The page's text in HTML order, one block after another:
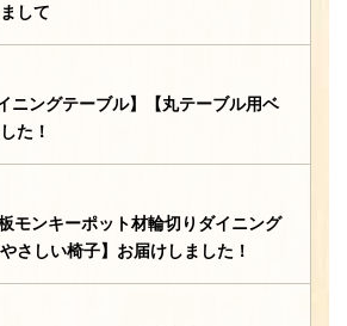
して
ニングテーブル】【丸テーブル用ベ
た！
モンキーポット材輪切りダイニング
さしい椅子】お届けしました！